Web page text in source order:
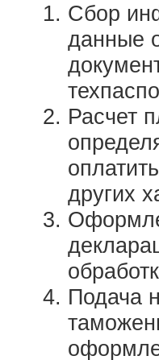
Сбор
данные
Расчет
других
Подача